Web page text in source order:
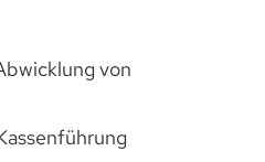
von